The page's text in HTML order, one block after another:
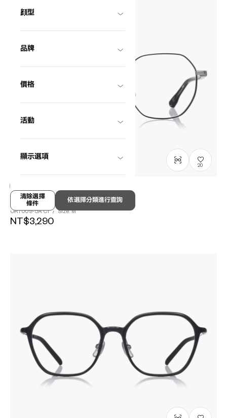
顔型
品牌
價格
活動
顯示選項
依選擇分類進行查詢
清除選擇
條件
20
OWNDAYS | ESSENTIAL
OR7009-5AC1 / Size: M
NT$3,290